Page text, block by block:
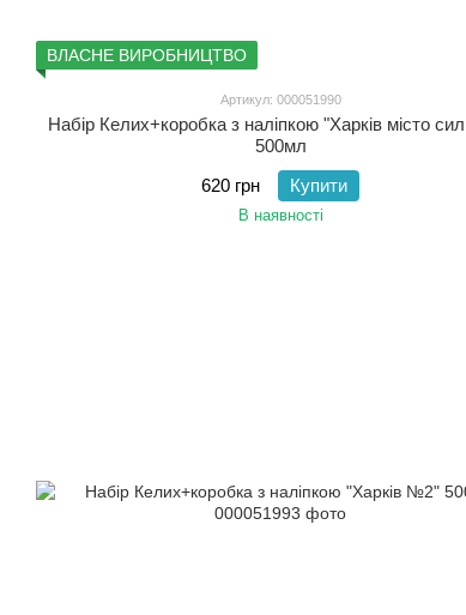
ВЛАСНЕ ВИРОБНИЦТВО
Артикул: 000051990
Набір Келих+коробка з наліпкою "Харків місто
500мл
620 грн
Купити
В наявності